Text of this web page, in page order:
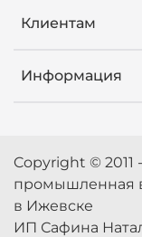
Клиентам
Информация
Copyright © 2011
промышленная
в Ижевске
ИП Сафина